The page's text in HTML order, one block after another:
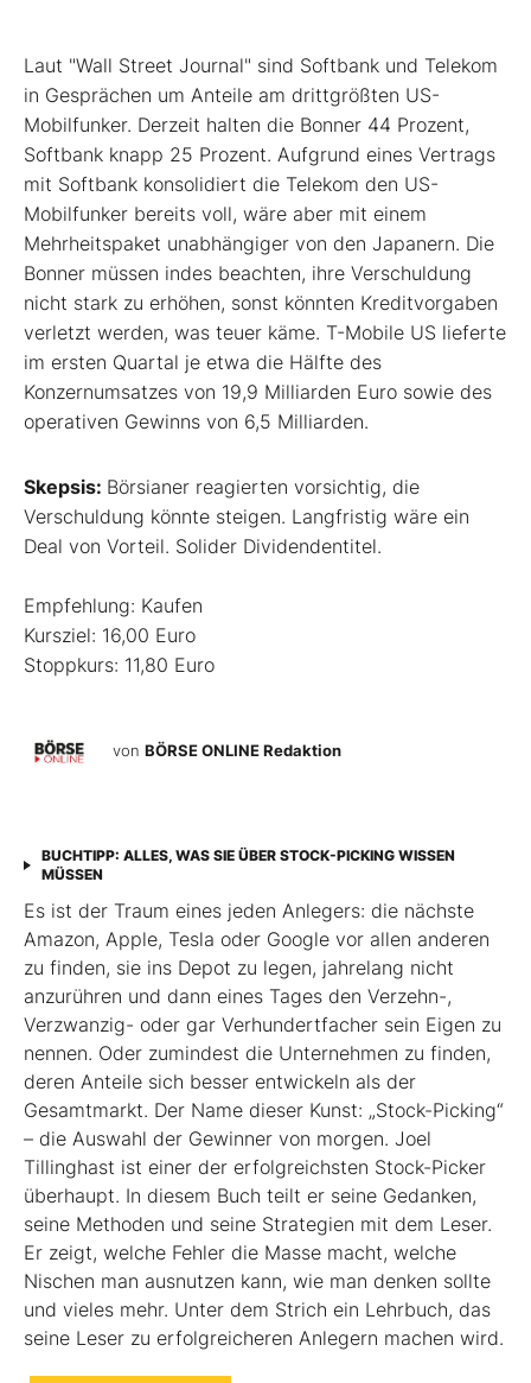
Kontakt
Laut "Wall Street Journal" sind Softbank und Telekom
in Gesprächen um Anteile am drittgrößten US-
Mobilfunker. Derzeit halten die Bonner 44 Prozent,
Softbank knapp 25 Prozent. Aufgrund eines Vertrags
mit Softbank konsolidiert die Telekom den US-
Mobilfunker bereits voll, wäre aber mit einem
Mehrheitspaket unabhängiger von den Japanern. Die
Bonner müssen indes beachten, ihre Verschuldung
nicht stark zu erhöhen, sonst könnten Kreditvorgaben
verletzt werden, was teuer käme. T-Mobile US lieferte
im ersten Quartal je etwa die Hälfte des
Konzernumsatzes von 19,9 Milliarden Euro sowie des
operativen Gewinns von 6,5 Milliarden.
Skepsis: Börsianer reagierten vorsichtig, die
Verschuldung könnte steigen. Langfristig wäre ein
Deal von Vorteil. Solider Dividendentitel.
Empfehlung: Kaufen
Kursziel: 16,00 Euro
Stoppkurs: 11,80 Euro
von BÖRSE ONLINE Redaktion
BUCHTIPP: ALLES, WAS SIE ÜBER STOCK-PICKING WISSEN
MÜSSEN
Es ist der Traum eines jeden Anlegers: die nächste
Amazon, Apple, Tesla oder Google vor allen anderen
zu finden, sie ins Depot zu legen, jahrelang nicht
anzurühren und dann eines Tages den Verzehn-,
Verzwanzig- oder gar Verhundertfacher sein Eigen zu
nennen. Oder zumindest die Unternehmen zu finden,
deren Anteile sich besser entwickeln als der
Gesamtmarkt. Der Name dieser Kunst: „Stock-Picking“
– die Auswahl der Gewinner von morgen. Joel
Tillinghast ist einer der erfolgreichsten Stock-Picker
überhaupt. In diesem Buch teilt er seine Gedanken,
seine Methoden und seine Strategien mit dem Leser.
Er zeigt, welche Fehler die Masse macht, welche
Nischen man ausnutzen kann, wie man denken sollte
und vieles mehr. Unter dem Strich ein Lehrbuch, das
seine Leser zu erfolgreicheren Anlegern machen wird.